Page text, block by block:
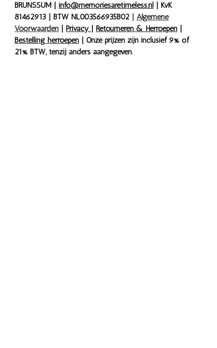
BRUNSSUM | info@memoriesaretimeless.nl | KvK
81462913 | BTW NL003566935B02 | Algemene
Voorwaarden | Privacy | Retourneren & Herroepen |
Bestelling herroepen | Onze prijzen zijn inclusief 9% of
21% BTW, tenzij anders aangegeven.